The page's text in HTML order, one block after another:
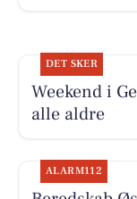
DET SKER
Weekend i
alle aldre
ALARM112